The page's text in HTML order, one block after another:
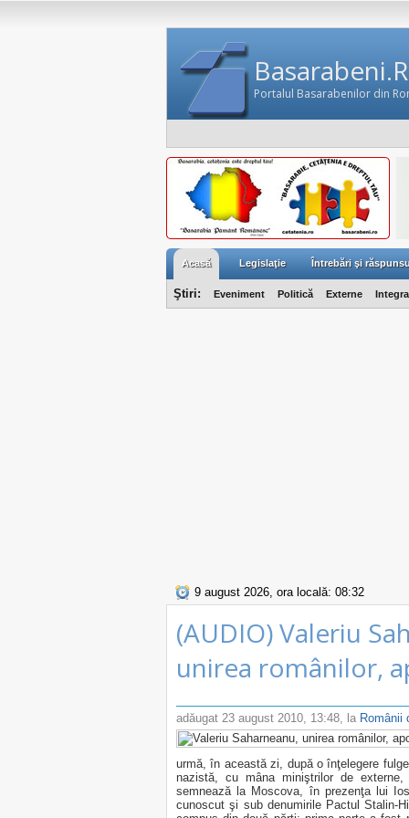
Portalul Basarabenilor din
Acasă Legislaţie Întrebări şi
Ştiri: Eveniment Politică Externe
9 august 2026, ora locală: 08:32
(AUDIO) Valeriu
unirea românilor,
adăugat 23 august 2010, 13:48, la Românii
urmă, în această zi, după o înţelegere
nazistă, cu mâna miniştrilor de
semnează la Moscova, în prezenţa lui
cunoscut şi sub denumirile Pactul Stalin-